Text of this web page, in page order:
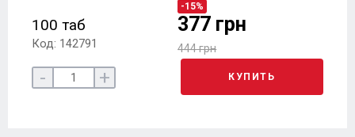
100 таб
Код: 142791
-15%
377 грн
444 грн
- + КУПИТЬ